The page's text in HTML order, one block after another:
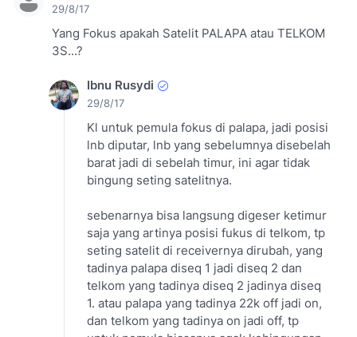
29/8/17
Yang Fokus apakah Satelit PALAPA atau TELKOM
3S...?
Ibnu Rusydi
29/8/17
Kl untuk pemula fokus di palapa, jadi posisi
lnb diputar, lnb yang sebelumnya disebelah
barat jadi di sebelah timur, ini agar tidak
bingung seting satelitnya.
sebenarnya bisa langsung digeser ketimur
saja yang artinya posisi fukus di telkom, tp
seting satelit di receivernya dirubah, yang
tadinya palapa diseq 1 jadi diseq 2 dan
telkom yang tadinya diseq 2 jadinya diseq
1. atau palapa yang tadinya 22k off jadi on,
dan telkom yang tadinya on jadi off, tp